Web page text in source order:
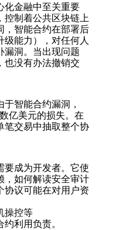
化金融中至关重要
控制着公共区块链上
，智能合约在部署后
级能力），对任何人
漏洞。当出现问题
也没有办法撤销交
智能合约漏洞，
亿美元的损失。在
笔交易中抽取整个协
要成为开发者。它使
，如何解读安全审计
协议可能在对用户资
操控等
利用负责。